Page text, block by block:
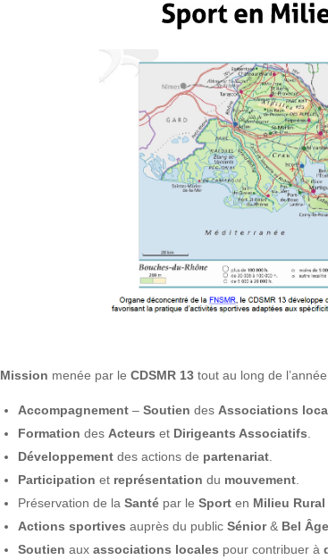
Mission menée par le CDSMR 13tout au long de
Accompagnement –Soutien des Associations
Formation des Acteurs et Dirigeants Associatifs
Développement des actions de partenariat
Participation et représentation du mouvement
Préservation de laSanté par leSport en Milieu Rural
Actions sportives auprès du publicSénior& Bel Âge
Soutien auxassociations locales pour contribuer à